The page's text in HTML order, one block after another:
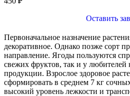
Оставить
Первоначальное назначение
декоративное. Однако позже сорт
направление. Ягоды пользуются
свежих фруктов, так и у любителей
продукции. Взрослое здоровое
сформировать в среднем 7 кг
высокий уровень лежкости и